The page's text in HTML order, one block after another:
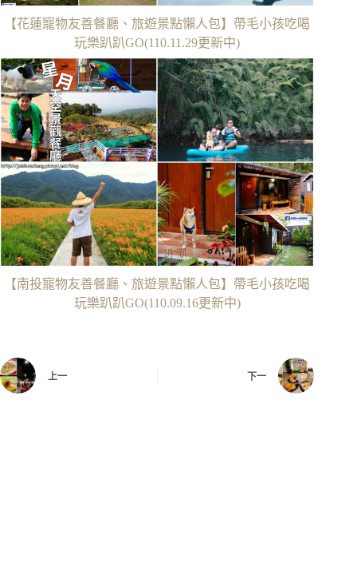
【花蓮寵物友善餐廳、旅遊景點懶人包】帶毛小孩吃喝
玩樂趴趴GO(110.11.29更新中)
【南投寵物友善餐廳、旅遊景點懶人包】帶毛小孩吃喝
玩樂趴趴GO(110.09.16更新中)
上一 下一